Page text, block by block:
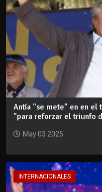
Antía "se mete" en en el
"para reforzar el triunfo
May 03 2025
INTERNACIONALES